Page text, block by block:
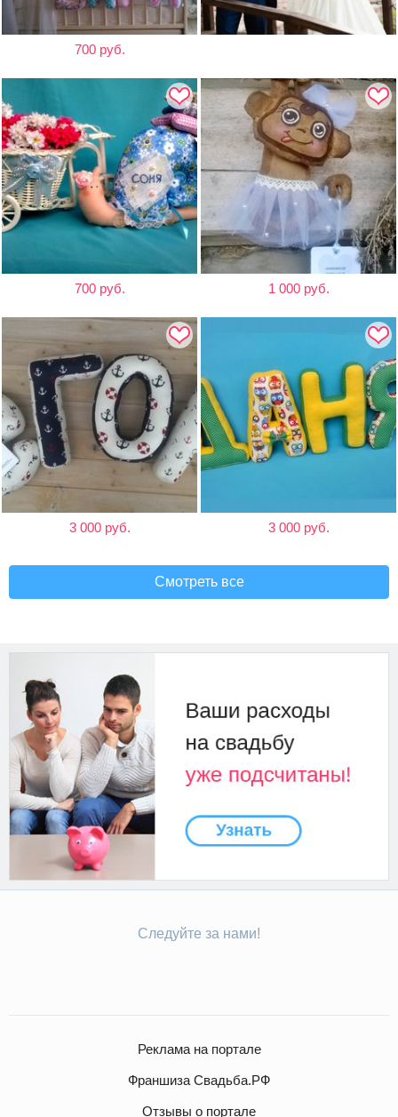
700 руб.
700 руб. 1 000 руб.
3 000 руб. 3 000 руб.
Смотреть все
Следуйте за нами!
Реклама на портале
Франшиза Свадьба.РФ
Отзывы о портале